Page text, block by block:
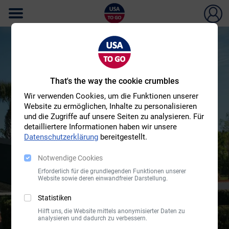
Raumfahrt hautnah: Erlebe
das Kennedy Space Center
That's the way the cookie crumbles
Wir verwenden Cookies, um die Funktionen unserer
Website zu ermöglichen, Inhalte zu personalisieren
und die Zugriffe auf unsere Seiten zu analysieren. Für
detailliertere Informationen haben wir unsere
Datenschutzerklärung bereitgestellt.
Notwendige Cookies
Erforderlich für die grundlegenden Funktionen unserer
Website sowie deren einwandfreier Darstellung.
Statistiken
Hilft uns, die Website mittels anonymisierter Daten zu
analysieren und dadurch zu verbessern.